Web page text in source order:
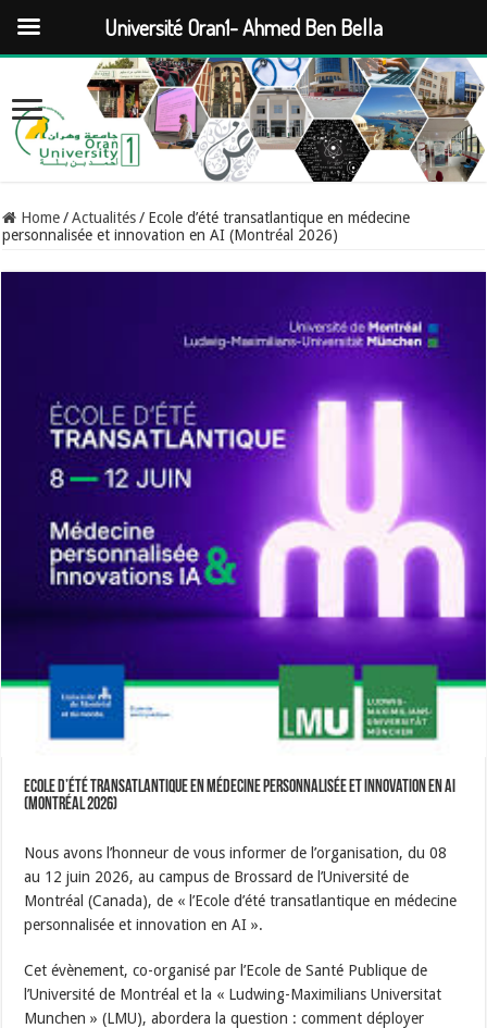
Home / Actualités / Ecole d’été transatlantique en médecine
personnalisée et innovation en AI (Montréal 2026)
Ecole d’été transatlantique en médecine personnalisée et innovation en AI
(Montréal 2026)
Nous avons l’honneur de vous informer de l’organisation, du 08
au 12 juin 2026, au campus de Brossard de l’Université de
Montréal (Canada), de « l’Ecole d’été transatlantique en médecine
personnalisée et innovation en AI ».
Cet évènement, co-organisé par l’Ecole de Santé Publique de
l’Université de Montréal et la « Ludwing-Maximilians Universitat
Munchen » (LMU), abordera la question : comment déployer
Université Oran1- Ahmed Ben Bella